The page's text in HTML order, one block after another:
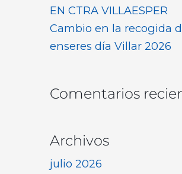
EN CTRA VILLAESPER
Cambio en la recogida
enseres día Villar 2026
Comentarios
Archivos
julio 2026